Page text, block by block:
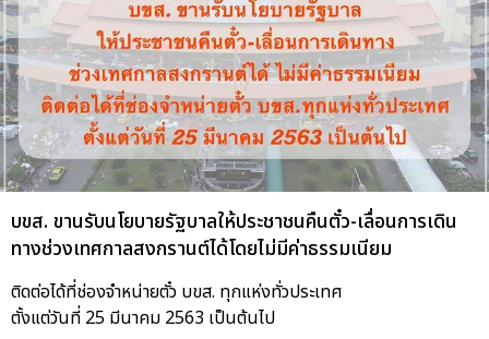
บขส. ขานรับนโยบายรัฐบาลให้ประชาชนคืนตั๋ว-เลื่อนการเดิน
ทางช่วงเทศกาลสงกรานต์ได้โดยไม่มีค่าธรรมเนียม
ติดต่อได้ที่ช่องจำหน่ายตั๋ว บขส. ทุกแห่งทั่วประเทศ
ตั้งแต่วันที่ 25 มีนาคม 2563 เป็นต้นไป